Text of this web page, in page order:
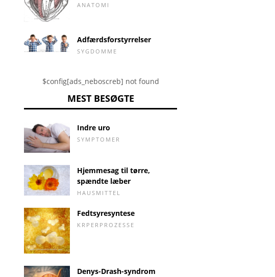
ANATOMI
Adfærdsforstyrrelser
SYGDOMME
$config[ads_neboscreb] not found
MEST BESØGTE
Indre uro
SYMPTOMER
Hjemmesag til tørre,
spændte læber
HAUSMITTEL
Fedtsyresyntese
KRPERPROZESSE
Denys-Drash-syndrom